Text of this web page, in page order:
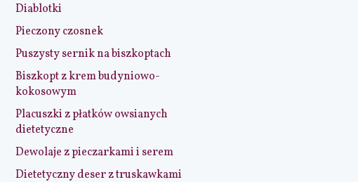
Diablotki
Pieczony czosnek
Puszysty sernik na biszkoptach
Biszkopt z krem budyniowo-
kokosowym
Placuszki z płatków owsianych
dietetyczne
Dewolaje z pieczarkami i serem
Dietetyczny deser z truskawkami